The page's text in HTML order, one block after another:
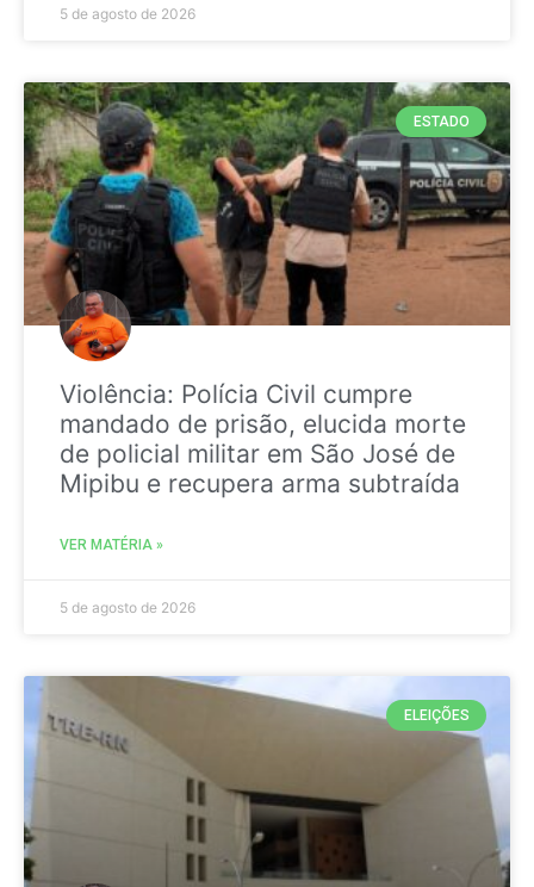
5 de agosto de 2026
ESTADO
Violência: Polícia Civil cumpre
mandado de prisão, elucida morte
de policial militar em São José de
Mipibu e recupera arma subtraída
VER MATÉRIA »
5 de agosto de 2026
ELEIÇÕES